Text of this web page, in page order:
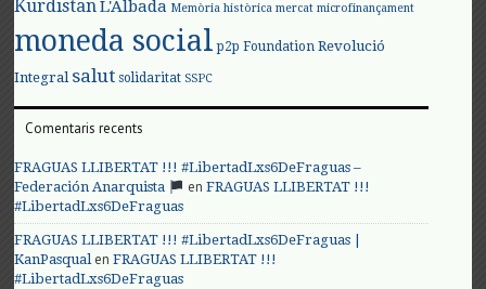
KurdistanL'Albada Memòria històrica mercat microfinançament
moneda social p2p Foundation Revolució
Integral salut solidaritat SSPC
Comentaris recents
FRAGUAS LLIBERTAT !!! #LibertadLxs6DeFraguas –
Federación Anarquista
enFRAGUAS LLIBERTAT !!!
#LibertadLxs6DeFraguas
FRAGUAS LLIBERTAT !!! #LibertadLxs6DeFraguas |
KanPasqualenFRAGUAS LLIBERTAT !!!
#LibertadLxs6DeFraguas